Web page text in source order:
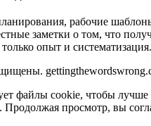
рабочие
заметки о том, что
опыт и систематизация.
файлы cookie, чтобы
Продолжая просмотр, вы